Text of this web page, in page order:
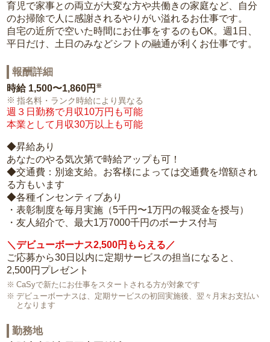
育児で家事との両立が大変な方や共働きの家庭など、自分
のお掃除で人に感謝されるやりがい溢れるお仕事です。
自宅の近所で空いた時間にお仕事をするのもOK。週1日、
平日だけ、土日のみなどシフトの融通が利くお仕事です。
報酬詳細
時給 1,500〜1,860円 ※
指名料・ランク時給により異なる
週３日勤務で月収10万円も可能
本業として月収30万以上も可能
◆昇給あり
あなたのやる気次第で時給アップも可！
◆交通費：別途支給。お客様によっては交通費を増額され
る方もいます
◆各種インセンティブあり
・表彰制度を毎月実施（5千円〜1万円の報奨金を授与）
・友人紹介で、最大1万7000千円のボーナス付与
＼デビューボーナス2,500円もらえる／
ご応募から30日以内に定期サービスの担当になると、
2,500円プレゼント
CaSyで新たにお仕事をスタートされる方が対象です
デビューボーナスは、定期サービスの初回実施後、翌々月末お支払い
となります
勤務地